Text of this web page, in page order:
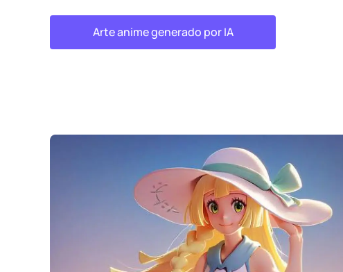
Arte anime generado por IA